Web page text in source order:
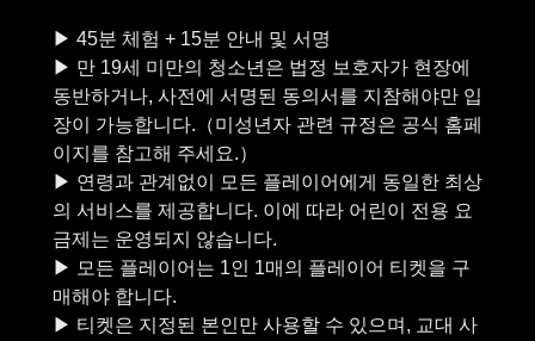
▶︎ 45분 체험 + 15분 안내 및 서명
▶︎ 만 19세 미만의 청소년은 법정 보호자가 현장에
동반하거나, 사전에 서명된 동의서를 지참해야만 입
장이 가능합니다.（미성년자 관련 규정은 공식 홈페
이지를 참고해 주세요.）
▶︎ 연령과 관계없이 모든 플레이어에게 동일한 최상
의 서비스를 제공합니다. 이에 따라 어린이 전용 요
금제는 운영되지 않습니다.
▶︎ 모든 플레이어는 1인 1매의 플레이어 티켓을 구
매해야 합니다.
▶︎ 티켓은 지정된 본인만 사용할 수 있으며, 교대 사